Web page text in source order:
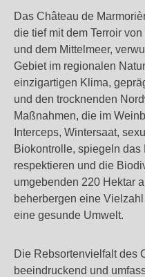
Das Château de
die tief mit dem Terroir
und dem Mittelmeer,
Gebiet im regionalen
einzigartigen Klima,
und den trocknenden
Maßnahmen, die im
Interceps, Wintersaat,
Biokontrolle, spiegeln das
respektieren und die
umgebenden 220 Hektar
beherbergen eine
eine gesunde Umwelt.
Die Rebsortenvielfalt des
beeindruckend und